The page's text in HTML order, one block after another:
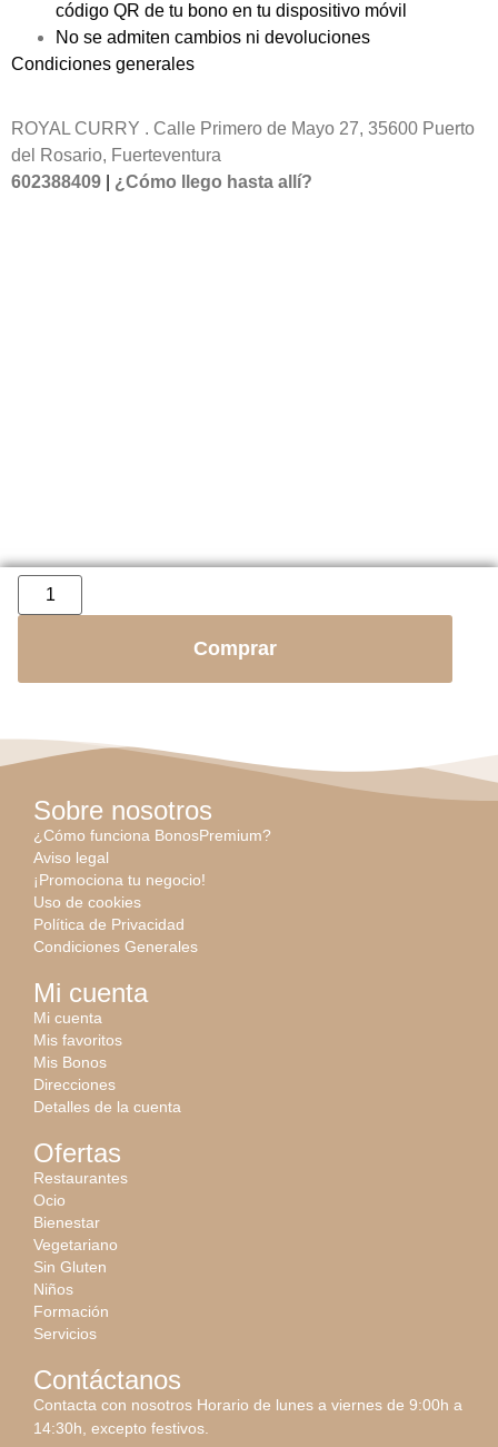
código QR de tu bono en tu dispositivo móvil
No se admiten cambios ni devoluciones
Condiciones generales
ROYAL CURRY . Calle Primero de Mayo 27, 35600 Puerto
del Rosario, Fuerteventura
602388409
¿Cómo llego hasta allí?
Comprar
Sobre nosotros
¿Cómo funciona BonosPremium?
Aviso legal
¡Promociona tu negocio!
Uso de cookies
Política de Privacidad
Condiciones Generales
Mi cuenta
Mi cuenta
Mis favoritos
Mis Bonos
Direcciones
Detalles de la cuenta
Ofertas
Restaurantes
Ocio
Bienestar
Vegetariano
Sin Gluten
Niños
Formación
Servicios
Contáctanos
Contacta con nosotros Horario de lunes a viernes de 9:00h a
14:30h, excepto festivos.